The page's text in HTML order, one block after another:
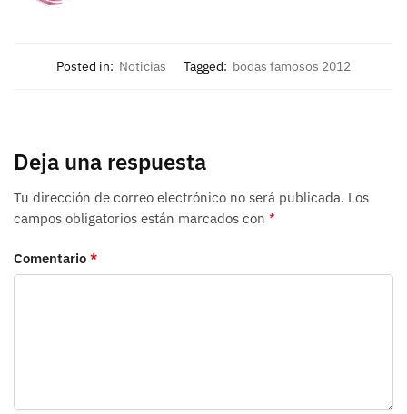
Posted in: Noticias Tagged: bodas famosos 2012
Deja una respuesta
Tu dirección de correo electrónico no será publicada. Los
campos obligatorios están marcados con *
Comentario *